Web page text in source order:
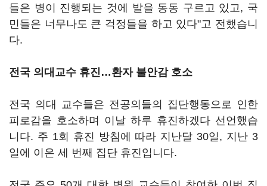
들은 병이 진행되는 것에 발을 동동 구르고 있고, 국
민들은 너무나도 큰 걱정들을 하고 있다"고 전했습니
다.
전국 의대교수 휴진…환자 불안감 호소
전국 의대 교수들은 전공의들의 집단행동으로 인한
피로감을 호소하며 이날 하루 휴진하겠다 선언했습
니다. 주 1회 휴진 방침에 따라 지난달 30일, 지난 3
일에 이은 세 번째 집단 휴진입니다.